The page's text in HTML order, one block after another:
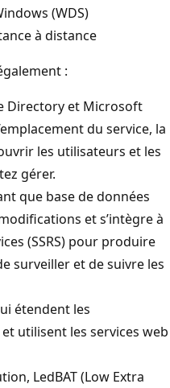
(WDS)
à distance
:
Directory et Microsoft
du service, la
les utilisateurs et les
gérer.
que base de données
et s’intègre à
(SSRS) pour produire
surveiller et de suivre les
étendent les
utilisent les services web
LedBAT (Low Extra